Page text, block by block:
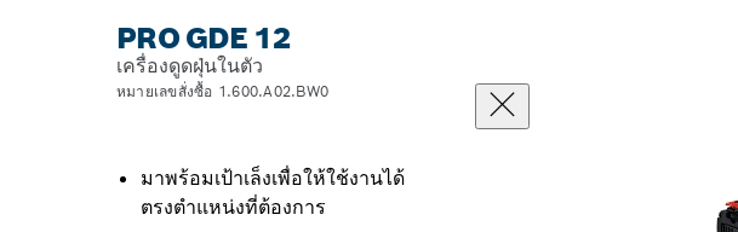
PRO GDE 12
เครื่องดูดฝุ่นในตัว
หมายเลขสั่งซื้อ 1.600.A02.BW0
มาพร้อมเป้าเล็งเพื่อให้ใช้งานได้
ตรงตำแหน่งที่ต้องการ